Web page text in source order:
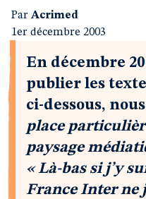
Par Acrimed
1er décembre 2003
En décembre
publier les
ci-dessous,
place
paysage
« Là-bas si j’y
France Inter ne